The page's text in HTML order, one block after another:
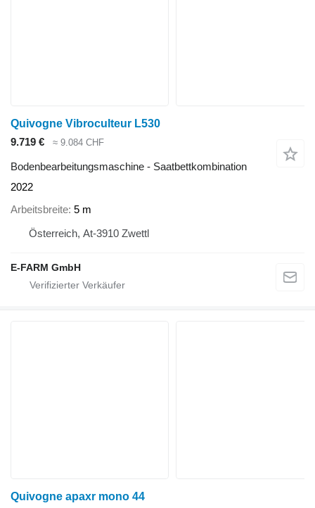
Quivogne Vibroculteur L530
9.719 €
≈ 9.084 CHF
Bodenbearbeitungsmaschine - Saatbettkombination
2022
Arbeitsbreite 5 m
Österreich, At-3910 Zwettl
E-FARM GmbH
Quivogne apaxr mono 44